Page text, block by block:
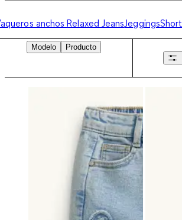
anchosRelaxed Jeans Jeggings
Modelo
Producto